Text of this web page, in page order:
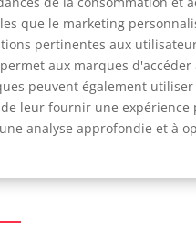
que le marketing
pertinentes aux
aux marques d'accéder
peuvent également utiliser
leur fournir une expérience
analyse approfondie et à